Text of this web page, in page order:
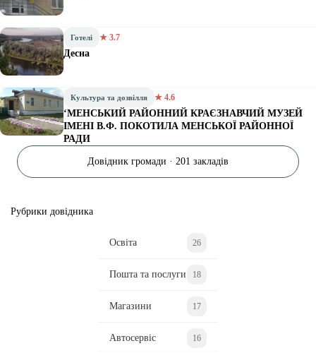
Готелі ★ 3.7
Десна
Культура та дозвілля ★ 4.6
‘МЕНСЬКИЙ РАЙОННИЙ КРАЄЗНАВЧИЙ МУЗЕЙ
ІМЕНІ В.Ф. ПОКОТИЛА МЕНСЬКОЇ РАЙОННОЇ
РАДИ
Довідник громади · 201 закладів
Рубрики довідника
Освіта 26
Пошта та послуги 18
Магазини 17
Автосервіс 16